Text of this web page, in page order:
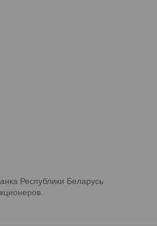
Республики Беларусь